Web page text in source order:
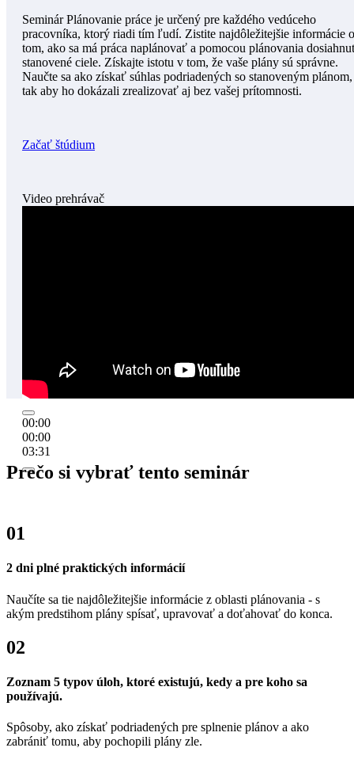
Seminár Plánovanie práce je určený pre každého vedúceho
pracovníka, ktorý riadi tím ľudí. Zistite najdôležitejšie informácie o
tom, ako sa má práca naplánovať a pomocou plánovania
stanovené ciele. Získajte istotu v tom, že vaše plány sú správne.
Naučte sa ako získať súhlas podriadených so stanoveným plánom,
tak aby ho dokázali zrealizovať aj bez vašej prítomnosti.
Začať štúdium
Video prehrávač
00:00
00:00
03:31
Prečo si vybrať tento seminár
01
2 dni plné praktických informácií
Naučíte sa tie najdôležitejšie informácie z oblasti plánovania - s
akým predstihom plány spísať, upravovať a doťahovať do konca.
02
Zoznam 5 typov úloh, ktoré existujú, kedy a pre koho sa
používajú.
Spôsoby, ako získať podriadených pre splnenie plánov a ako
zabrániť tomu, aby pochopili plány zle.